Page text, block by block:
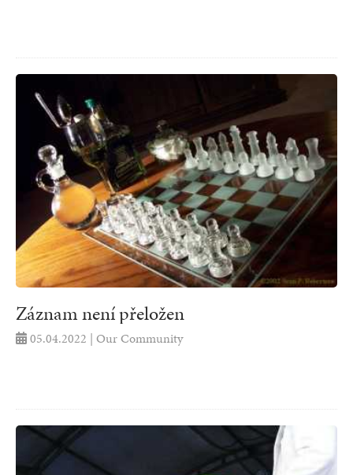
Záznam není přeložen
05.04.2022 | Our Community